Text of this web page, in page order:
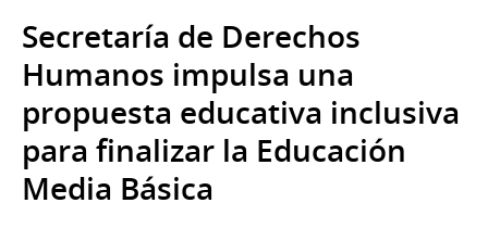
Secretaría de Derechos
Humanos impulsa una
propuesta educativa inclusiva
para finalizar la Educación
Media Básica